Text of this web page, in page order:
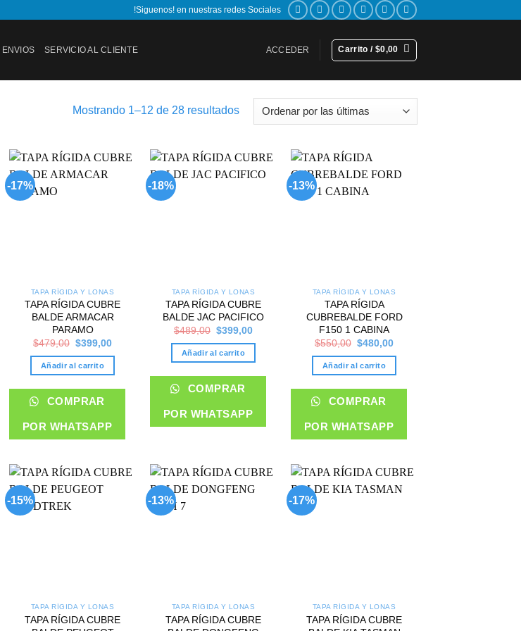
!Siguenos! en nuestras redes Sociales
ENVIOS SERVICIO AL CLIENTE ACCEDER Carrito / $0,00
Mostrando 1–12 de 28 resultadosSorted
-17%
TAPA RÍGIDA Y LONAS
TAPA RÍGIDA CUBRE
BALDE ARMACAR
PARAMO
$479,00 Original
was:
$479,00.
$399,00Current
is:
Añadir al carrito
COMPRAR
POR WHATSAPP
-18%
TAPA RÍGIDA Y LONAS
TAPA RÍGIDA CUBRE
BALDE JAC PACIFICO
$489,00 Original
was:
$489,00.
$399,00Current
is:
Añadir al carrito
COMPRAR
POR WHATSAPP
-13%
TAPA RÍGIDA Y LONAS
TAPA RÍGIDA
CUBREBALDE FORD
F150 1 CABINA
$550,00 Original
was:
$550,00.
$480,00Current
is:
Añadir al carrito
COMPRAR
POR WHATSAPP
-15%
TAPA RÍGIDA Y LONAS
TAPA RÍGIDA CUBRE
-13%
TAPA RÍGIDA Y LONAS
TAPA RÍGIDA CUBRE
-17%
TAPA RÍGIDA Y LONAS
TAPA RÍGIDA CUBRE